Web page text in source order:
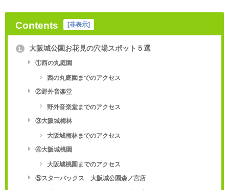
Contents [非表示]
1. 大阪城公園お花見の穴場スポット５選
①西の丸庭園
西の丸庭園までのアクセス
②野外音楽堂
野外音楽堂までのアクセス
③大阪城梅林
大阪城梅林までのアクセス
④大阪城桃園
大阪城桃園までのアクセス
⑤スターバックス 大阪城公園森ノ宮店